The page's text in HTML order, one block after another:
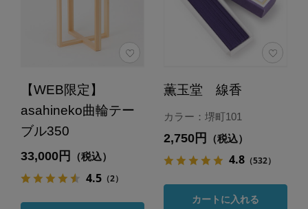
【WEB限定】
asahineko曲輪テー
ブル350
33,000円 （税込）
4.5（2）
薫玉堂 線香
カラー：堺町101
2,750円 （税込）
4.8（532）
カートに入れる